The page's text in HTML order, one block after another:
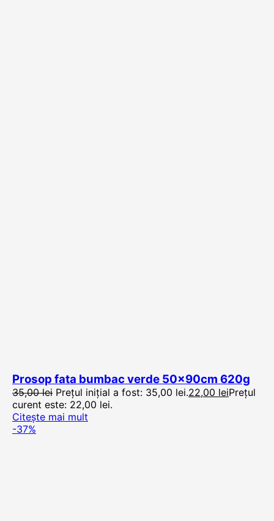
Prosop fata bumbac verde 50x90cm 620g
35,00lei Prețul inițial a fost: 35,00 lei.22,00 leiPrețul
curent este: 22,00 lei.
Citește mai mult
-37%